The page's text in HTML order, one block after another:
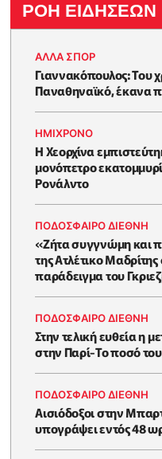
ΡΟΗ ΕΙΔΗΣΕΩΝ
ΑΛΛΑ ΣΠΟΡ
Γιαννακόπουλος: Του
Παναθηναϊκό, έκανα
HΜΊΧΡΟΝΟ
Η Χεορχίνα
μονόπετρο
Ρονάλντο
ΠΟΔΟΣΦΑΙΡΟ ΔΙΕΘΝΗ
«Ζήτα συγγνώμη και
της Ατλέτικο
παράδειγμα του
ΠΟΔΟΣΦΑΙΡΟ ΔΙΕΘΝΗ
Στην τελική ευθεία η
στην Παρί-Το ποσό
ΠΟΔΟΣΦΑΙΡΟ ΔΙΕΘΝΗ
Αισιόδοξοι στην
υπογράψει εντός 48